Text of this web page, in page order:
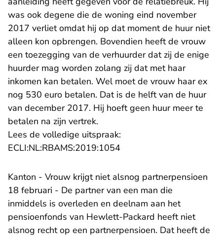
was ook degene die de woning eind november
2017 verliet omdat hij op dat moment de huur niet
alleen kon opbrengen. Bovendien heeft de vrouw
een toezegging van de verhuurder dat zij de enige
huurder mag worden zolang zij dat met haar
inkomen kan betalen. Wel moet de vrouw haar ex
nog 530 euro betalen. Dat is de helft van de huur
van december 2017. Hij hoeft geen huur meer te
betalen na zijn vertrek.
Lees de volledige uitspraak:
ECLI:NL:RBAMS:2019:1054- U verlaat
Kanton - Vrouw krijgt niet alsnog partnerpensioen
18 februari - De partner van een man die
inmiddels is overleden en deelnam aan het
pensioenfonds van Hewlett-Packard heeft niet
alsnog recht op een partnerpensioen. Dat heeft de